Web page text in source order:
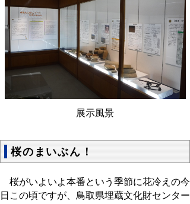
展示風景
桜のまいぶん！
桜がいよいよ本番という季節に花冷えの今
日この頃ですが、鳥取県埋蔵文化財センター